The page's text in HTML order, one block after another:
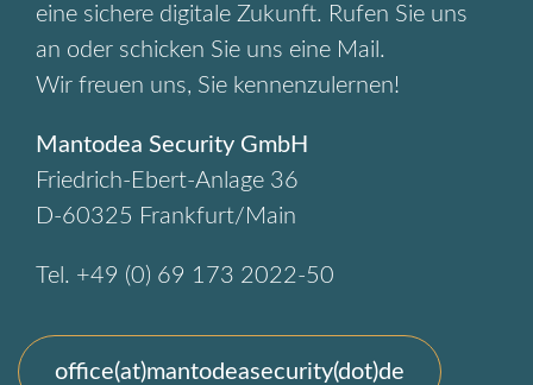
eine sichere digitale Zukunft. Rufen Sie uns
an oder schicken Sie uns eine Mail.
Wir freuen uns, Sie kennenzulernen!
Mantodea Security GmbH
Friedrich-Ebert-Anlage 36
D-60325 Frankfurt/Main
Tel. +49 (0) 69 173 2022-50
office(at)mantodeasecurity(dot)de